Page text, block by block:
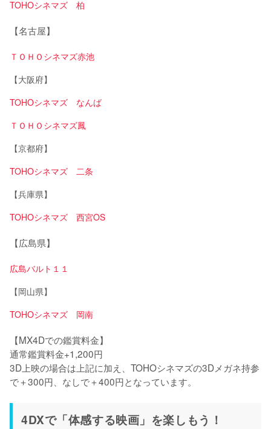
TOHOシネマズ 柏
【名古屋】
ＴＯＨＯシネマズ赤池
【大阪府】
TOHOシネマズ なんば
ＴＯＨＯシネマズ鳳
【京都府】
TOHOシネマズ 二条
【兵庫県】
TOHOシネマズ 西宮OS
【広島県】
広島バルト１１
【岡山県】
TOHOシネマズ 岡南
【MX4Dでの鑑賞料金】
通常鑑賞料金+1,200円
3D上映の場合は上記に加え、TOHOシネマズの3Dメガネ持参
で＋300円、なしで＋400円となっています。
4DXで「体感する映画」を楽しもう！